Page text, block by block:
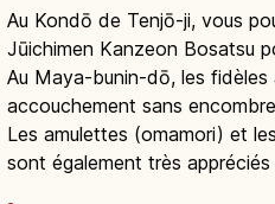
Au Kondō de Tenjō-ji, vous
Jūichimen Kanzeon Bosatsu
Au Maya-bunin-dō, les fidèles
accouchement sans
Les amulettes (omamori) et
sont également très